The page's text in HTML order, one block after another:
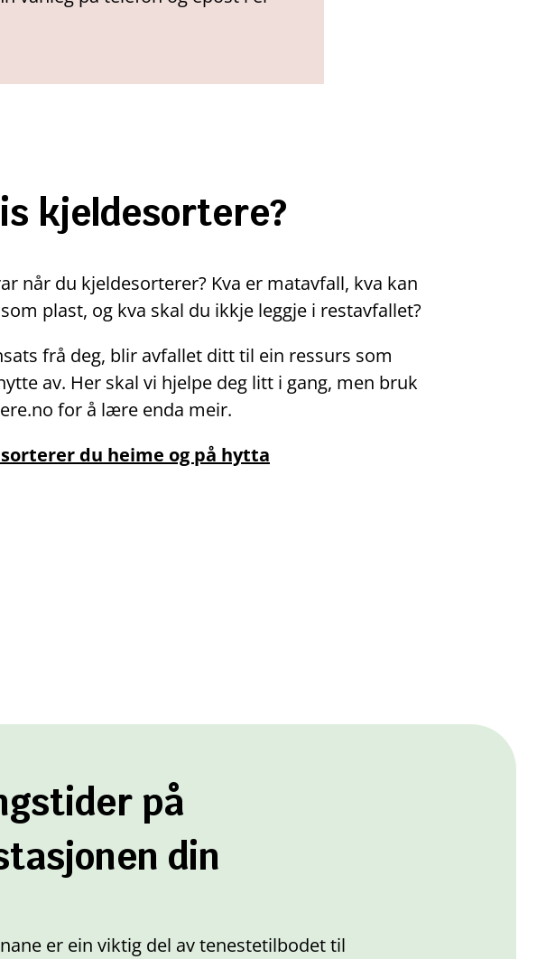
kjeldesortere?
når du kjeldesorterer? Kva er matavfall, kva kan
plast, og kva skal du ikkje leggje i restavfallet?
frå deg, blir avfallet ditt til ein ressurs som
av. Her skal vi hjelpe deg litt i gang, men bruk
for å lære enda meir.
du heime og på hytta
på
din
er ein viktig del av tenestetilbodet til